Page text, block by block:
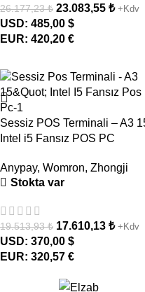
26.177,23₺ 23.083,55 ₺ +Kdv
USD: 485,00 $
EUR: 420,20 €
Sessiz POS Terminali – A3
Intel i5 Fansız POS PC
Anypay, Womron, Zhongji
Stokta var
19.513,93₺ 17.610,13 ₺ +Kdv
USD: 370,00 $
EUR: 320,57 €